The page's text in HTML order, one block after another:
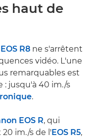
haut de
R8 ne s'arrêtent
vidéo. L'une
remarquables est
: jusqu'à 40 im./s
.
EOS R, qui
im./s de l' EOS R5,